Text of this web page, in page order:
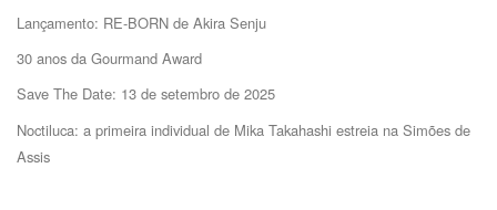
Lançamento: RE-BORN de Akira Senju
30 anos da Gourmand Award
Save The Date: 13 de setembro de 2025
Noctiluca: a primeira individual de Mika Takahashi estreia na Simões de
Assis